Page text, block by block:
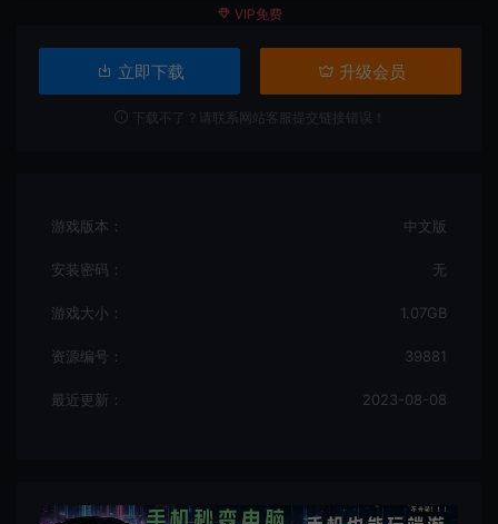
VIP免费
立即下载 升级会员
下载不了？请联系网站客服提交链接错误！
游戏版本： 中文版
安装密码： 无
游戏大小： 1.07GB
资源编号： 39881
最近更新： 2023-08-08